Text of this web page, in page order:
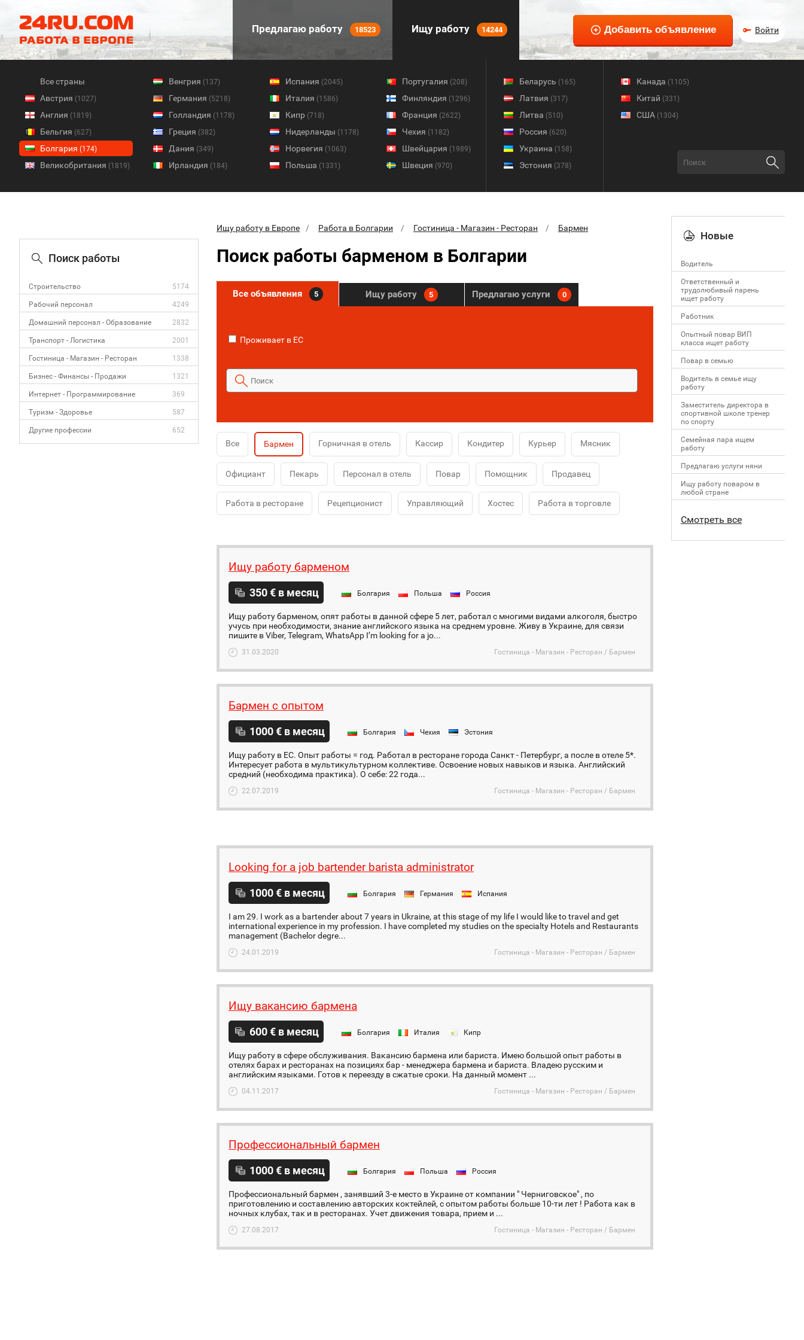
Предлагаю работу 18523 Ищу работу 14244 Войти
Все страны
Австрия (1027)
Англия (1819)
Бельгия (627)
Болгария (174)
Великобритания (1819)
Венгрия (137)
Германия (5218)
Голландия (1178)
Греция (382)
Дания (349)
Ирландия (184)
Испания (2045)
Италия (1586)
Кипр (718)
Нидерланды (1178)
Норвегия (1063)
Польша (1331)
Португалия (208)
Финляндия (1296)
Франция (2622)
Чехия (1182)
Швейцария (1989)
Швеция (970)
Беларусь (165)
Латвия (317)
Литва (510)
Россия (620)
Украина (158)
Эстония (378)
Канада (1105)
Китай (331)
США (1304)
Поиск работы
Строительство 5174
Рабочий персонал 4249
Домашний персонал - Образование 2832
Транспорт - Логистика 2001
Гостиница - Магазин - Ресторан 1338
Бизнес - Финансы - Продажи 1321
Интернет - Программирование 369
Туризм - Здоровье 587
Другие профессии 652
Ищу работу в Европе Работа в Болгарии Гостиница - Магазин - Ресторан Бармен
Поиск работы барменом в Болгарии
Все объявления 5 Ищу работу 5 Предлагаю услуги 0
Проживает в ЕС
Все Бармен Горничная в отель Кассир Кондитер Курьер Мясник
Официант Пекарь Персонал в отель Повар Помощник Продавец
Работа в ресторане Рецепционист Управляющий Хостес Работа в торговле
Ищу работу барменом
350 € в месяц Болгария Польша Россия
Ищу работу барменом, опят работы в данной сфере 5 лет, работал с многими видами алкоголя, быстро
учусь при необходимости, знание английского языка на среднем уровне. Живу в Украине, для связи
пишите в Viber, Telegram, WhatsApp I’m looking for a jo...
31.03.2020 Гостиница - Магазин - Ресторан / Бармен
Бармен с опытом
1000 € в месяц Болгария Чехия Эстония
Ищу работу в ЕС. Опыт работы = год. Работал в ресторане города Санкт - Петербург, а после в отеле 5*.
Интересует работа в мультикультурном коллективе. Освоение новых навыков и языка. Английский
средний (необходима практика). О себе: 22 года...
22.07.2019 Гостиница - Магазин - Ресторан / Бармен
Looking for a job bartender barista administrator
1000 € в месяц Болгария Германия Испания
I am 29. I work as a bartender about 7 years in Ukraine, at this stage of my life I would like to travel and get
international experience in my profession. I have completed my studies on the specialty Hotels and Restaurants
management (Bachelor degre...
24.01.2019 Гостиница - Магазин - Ресторан / Бармен
Ищу вакансию бармена
600 € в месяц Болгария Италия Кипр
Ищу работу в сфере обслуживания. Вакансию бармена или бариста. Имею большой опыт работы в
отелях барах и ресторанах на позициях бар - менеджера бармена и бариста. Владею русским и
английским языками. Готов к переезду в сжатые сроки. На данный момент ...
04.11.2017 Гостиница - Магазин - Ресторан / Бармен
Профессиональный бармен
1000 € в месяц Болгария Польша Россия
Профессиональный бармен , занявший 3-е место в Украине от компании " Черниговское" , по
приготовлению и составлению авторских коктейлей, с опытом работы больше 10-ти лет ! Работа как в
ночных клубах, так и в ресторанах. Учет движения товара, прием и ...
27.08.2017 Гостиница - Магазин - Ресторан / Бармен
Новые
Водитель
Ответственный и
трудолюбивый парень
ищет работу
Работник
Опытный повар ВИП
класса ищет работу
Повар в семью
Водитель в семье ищу
работу
Заместитель директора в
спортивной школе тренер
по спорту
Семейная пара ищем
работу
Предлагаю услуги няни
Ищу работу поваром в
любой стране
Смотреть все